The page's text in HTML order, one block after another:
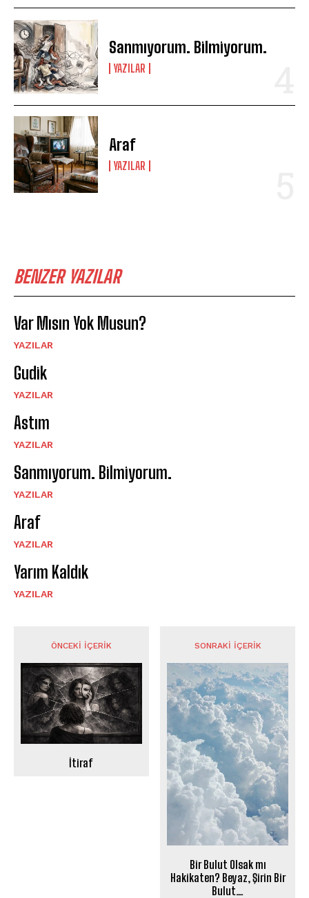
Sanmıyorum. Bilmiyorum.
YAZILAR
Araf
YAZILAR
BENZER YAZILAR
Var Mısın Yok Musun?
YAZILAR
Gudik
YAZILAR
Astım
YAZILAR
Sanmıyorum. Bilmiyorum.
YAZILAR
Araf
YAZILAR
Yarım Kaldık
YAZILAR
ÖNCEKI İÇERIK
İtiraf
SONRAKI İÇERIK
Bir Bulut Olsak mı
Hakikaten? Beyaz, Şirin Bir
Bulut…